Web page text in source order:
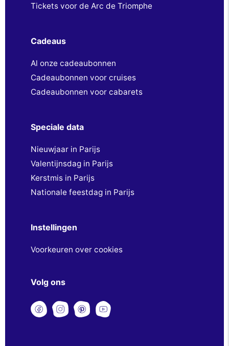
Tickets voor de Arc de Triomphe
Cadeaus
Al onze cadeaubonnen
Cadeaubonnen voor cruises
Cadeaubonnen voor cabarets
Speciale data
Nieuwjaar in Parijs
Valentijnsdag in Parijs
Kerstmis in Parijs
Nationale feestdag in Parijs
Instellingen
Voorkeuren over cookies
Volg ons